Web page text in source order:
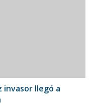
invasor llegó a